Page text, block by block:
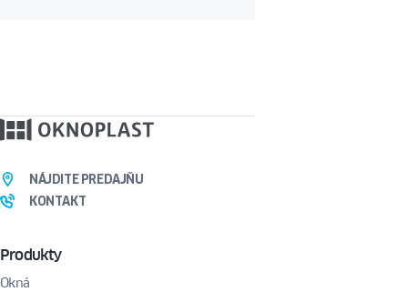
Produkty
Okná
NÁJDITE PREDAJŇU
KONTAKT